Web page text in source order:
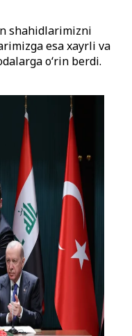
shahidlarimizni
esa xayrli va
o‘rin berdi.